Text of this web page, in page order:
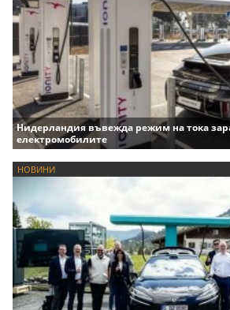
Нидерландия въвежда режим на тока
електромобилите
НОВИНИ